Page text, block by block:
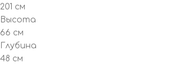
201 см
Высота
66 см
Глубина
48 см